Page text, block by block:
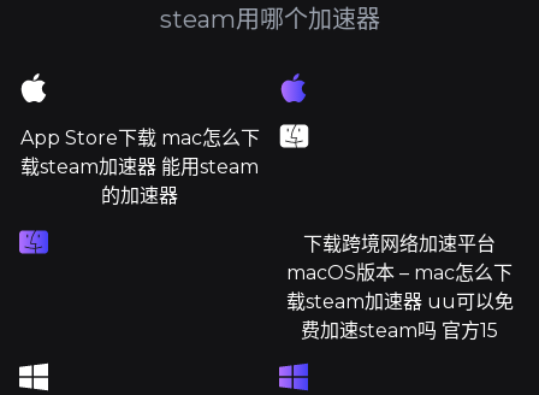
steam用哪个加速器
App Store下载 mac怎么下
载steam加速器 能用steam
的加速器
下载跨境网络加速平台
macOS版本 – mac怎么下
载steam加速器 uu可以免
费加速steam吗 官方15